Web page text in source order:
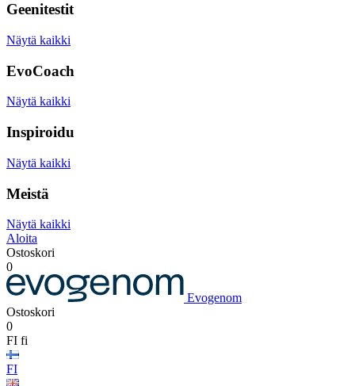
Geenitestit
Näytä kaikki
EvoCoach
Näytä kaikki
Inspiroidu
Näytä kaikki
Meistä
Näytä kaikki
Aloita
Ostoskori
0
Evogenom
Ostoskori
0
FI fi
FI